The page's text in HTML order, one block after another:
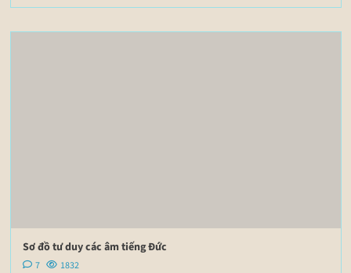
Sơ đồ tư duy các âm tiếng Đức
7 1832